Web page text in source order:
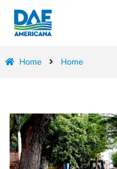
Home Home